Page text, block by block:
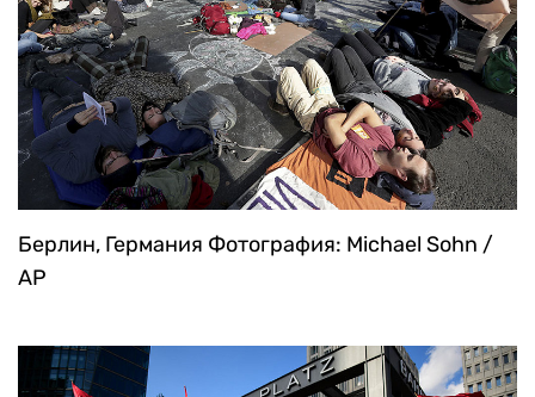
Берлин, Германия Фотография: Michael Sohn /
AP